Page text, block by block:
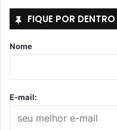
FIQUE POR DENTRO
Nome
E-mail: